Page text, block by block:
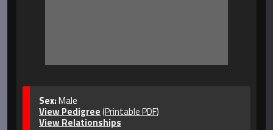
Sex:Male
View Pedigree(Printable PDF)
View Relationships